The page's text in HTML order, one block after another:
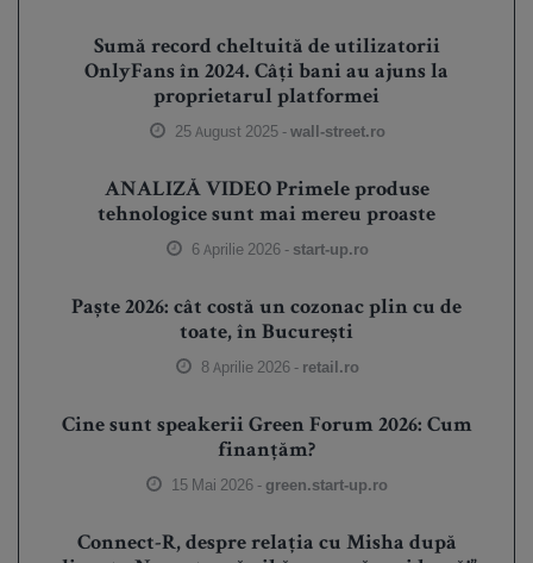
Sumă record cheltuită de utilizatorii
OnlyFans în 2024. Câți bani au ajuns la
proprietarul platformei
25 August 2025 -wall-street.ro
ANALIZĂ VIDEO Primele produse
tehnologice sunt mai mereu proaste
6 Aprilie 2026 - start-up.ro
Paște 2026: cât costă un cozonac plin cu de
toate, în București
8 Aprilie 2026 - retail.ro
Cine sunt speakerii Green Forum 2026: Cum
finanțăm?
15 Mai 2026 - green.start-up.ro
Connect-R, despre relația cu Misha după